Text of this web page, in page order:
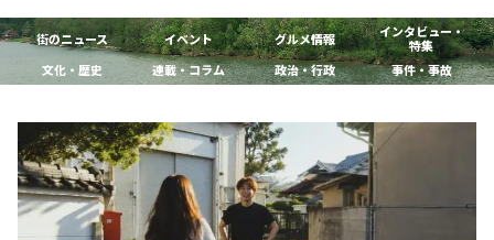
街のニュース イベント グルメ情報
インタビュー・
特集
文化・歴史
連載・コラム 政治・行政 事件・事故